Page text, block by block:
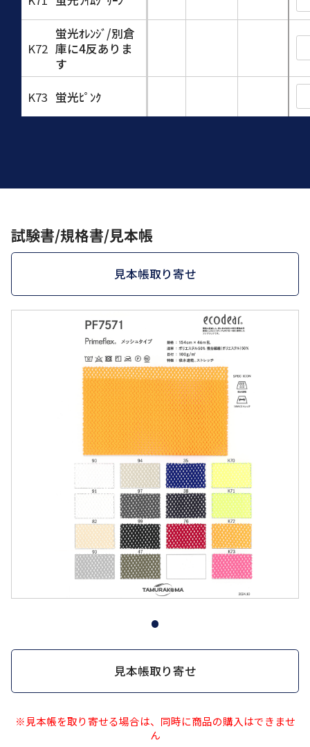
K72
蛍光ｵﾚﾝｼﾞ/別倉
庫に4反ありま
す
K73 蛍光ﾋﾟﾝｸ
試験書/規格書/見本帳
見本帳取り寄せ
見本帳取り寄せ
※見本帳を取り寄せる場合は、同時に商品の購入はできませ
ん